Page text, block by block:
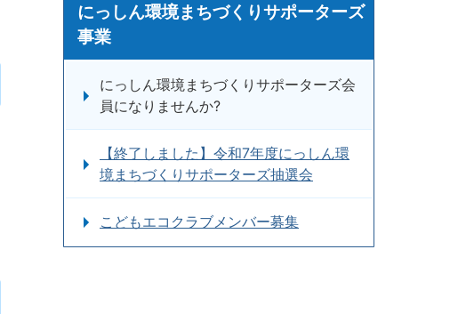
にっしん環境まちづくりサポーターズ
事業
にっしん環境まちづくりサポーターズ会
員になりませんか?
【終了しました】令和7年度にっしん環
境まちづくりサポーターズ抽選会
こどもエコクラブメンバー募集